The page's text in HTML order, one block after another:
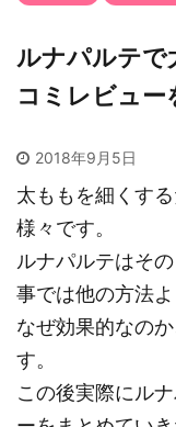
ルナパルテで
コミレビュー
2018年9月5日
太ももを細くす
様々です。
ルナパルテはそ
事では他の方法
なぜ効果的なの
す。
この後実際にル